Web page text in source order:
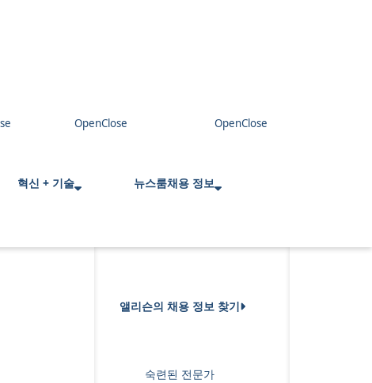
혁신 + 기술 뉴스룸채용 정보
앨리슨의 채용 정보 찾기
숙련된 전문가